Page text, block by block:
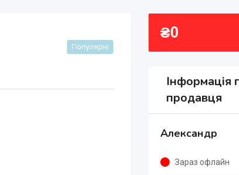
Популярні
₴0
Інформація
продавця
Александр
Зараз офлайн